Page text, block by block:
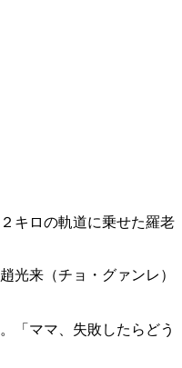
キロの軌道に乗せた羅老
光来（チョ・グァンレ）
「ママ、失敗したらどう